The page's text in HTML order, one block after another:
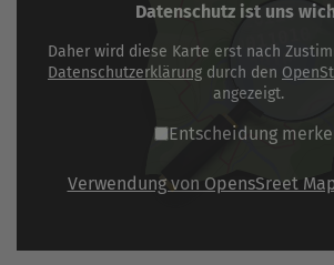
Datenschutz ist uns
Daher wird diese Karte erst nach
Datenschutzerklärung durch den
angezeigt.
Entscheidung
Verwendung von OpensSreet